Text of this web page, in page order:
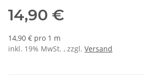
14,90 €
14,90 € pro 1 m
inkl. 19% MwSt. , zzgl. Versand